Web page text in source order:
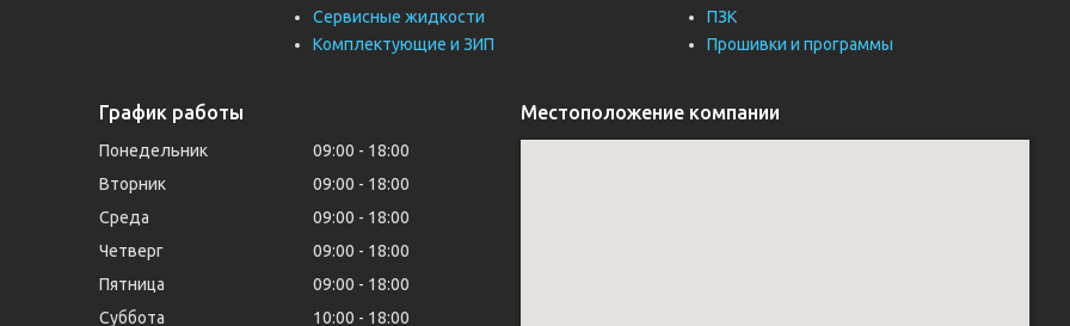
Сервисные жидкости
Комплектующие и ЗИП
ПЗК
Прошивки и программы
График работы
Понедельник 09:00
18:00
Вторник
09:00
18:00
Среда
09:00
18:00
Четверг
09:00
18:00
Пятница
09:00
18:00
Суббота
10:00 18:00
Местоположение компании